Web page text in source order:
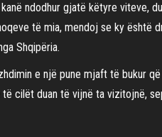
ndodhur gjatë këtyre viteve,
të mia, mendoj se ky është
Shqipëria.
e një pune mjaft të bukur
cilët duan të vijnë ta vizitojnë,